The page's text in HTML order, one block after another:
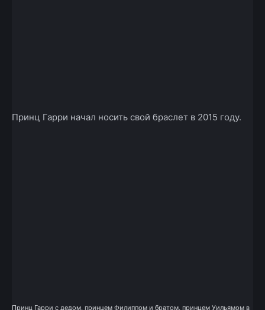
Принц Гарри начал носить свой браслет в 2015 году.
Принц Гарри с дедом, принцем Филиппом и братом, принцем Уильямом в